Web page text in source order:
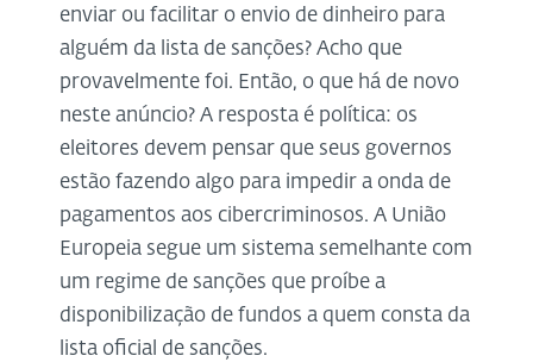
enviar ou facilitar o envio de dinheiro para
alguém da lista de sanções? Acho que
provavelmente foi. Então, o que há de novo
neste anúncio? A resposta é política: os
eleitores devem pensar que seus governos
estão fazendo algo para impedir a onda de
pagamentos aos cibercriminosos. A União
Europeia segue um sistema semelhante com
um regime de sanções que proíbe a
disponibilização de fundos a quem consta da
lista oficial de sanções.